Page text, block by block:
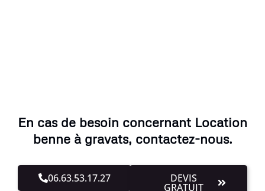
En cas de besoin concernant Location
benne à gravats, contactez-nous.
06.63.53.17.27 DEVIS
GRATUIT